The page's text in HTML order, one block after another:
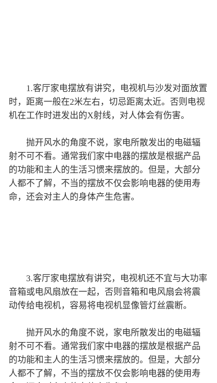
1.客厅家电摆放有讲究，电视机与沙发对面放置
时，距离一般在2米左右，切忌距离太近。否则电视
机在工作时进发出的X射线，对人体会有伤害。
抛开风水的角度不说，家电所散发出的电磁辐
射不可不看。通常我们家中电器的摆放是根据产品
的功能和主人的生活习惯来摆放的。但是，大部分
人都不了解，不当的摆放不仅会影响电器的使用寿
命，还会对主人的身体产生危害。
3.客厅家电摆放有讲究，电视机还不宜与大功率
音箱或电风扇放在一起，否则音箱和电风扇会将震
动传给电视机，容易将电视机显像管灯丝震断。
抛开风水的角度不说，家电所散发出的电磁辐
射不可不看。通常我们家中电器的摆放是根据产品
的功能和主人的生活习惯来摆放的。但是，大部分
人都不了解，不当的摆放不仅会影响电器的使用寿